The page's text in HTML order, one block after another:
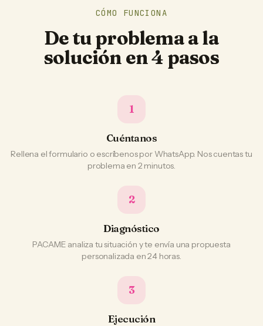
CÓMO FUNCIONA
De tu problema a la
solución en 4 pasos
1
Cuéntanos
Rellena el formulario o escríbenos por WhatsApp. Nos cuentas tu
problema en 2 minutos.
2
Diagnóstico
PACAME analiza tu situación y te envía una propuesta
personalizada en 24 horas.
3
Ejecución